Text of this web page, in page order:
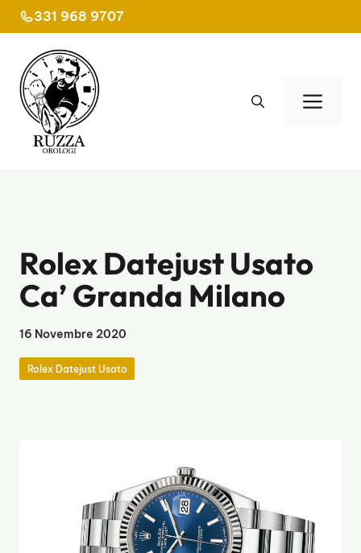
al
contenuto
331 968 9707
Rolex Datejust Usato
Ca’ Granda Milano
16 Novembre 2020
Rolex Datejust Usato